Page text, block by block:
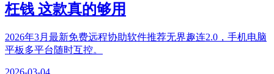
枉钱 这款真的够用
2026年3月最新免费远程协助软件推荐无界趣连2.0，手机电脑
平板多平台随时互控。
2026-03-04